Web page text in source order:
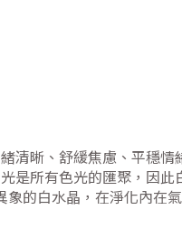
清晰、舒緩焦慮、平穩
是所有色光的匯聚，因
象的白水晶，在淨化內在